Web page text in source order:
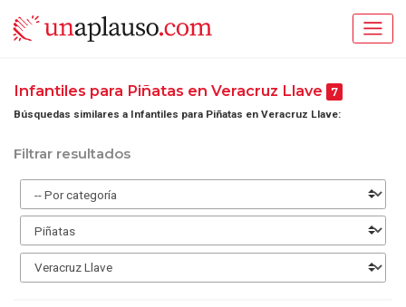
Infantiles para Piñatas en Veracruz Llave 7
Búsquedas similares a Infantiles para Piñatas en Veracruz Llave:
Filtrar resultados